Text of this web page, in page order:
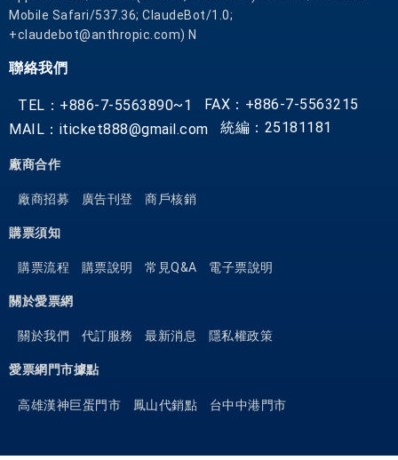
Mobile Safari/537.36; ClaudeBot/1.0;
+claudebot@anthropic.com) N
聯絡我們
TEL：+886-7-5563890~1
FAX：+886-7-5563215
MAIL：iticket888@gmail.com
統編：25181181
廠商合作
廠商招募 廣告刊登 商戶核銷
購票須知
購票流程 購票說明 常見Q&A 電子票說明
關於愛票網
關於我們 代訂服務 最新消息 隱私權政策
愛票網門市據點
高雄漢神巨蛋門市 鳳山代銷點 台中中港門市